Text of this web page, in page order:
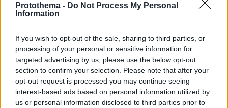
Protothema - Do Not Process My Personal
Information
If you wish to opt-out of the sale, sharing to third parties, or
processing of your personal or sensitive information for
targeted advertising by us, please use the below opt-out
section to confirm your selection. Please note that after your
opt-out request is processed you may continue seeing
interest-based ads based on personal information utilized by
us or personal information disclosed to third parties prior to